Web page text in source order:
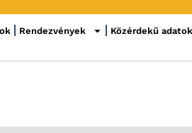
Rendezvények Közérdekű adatok